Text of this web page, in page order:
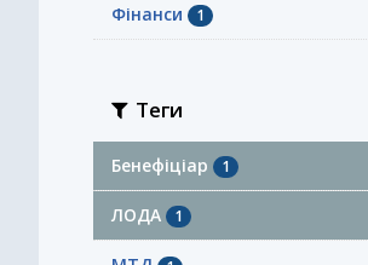
Фінанси 1
Теги
Бенефіціар 1
ЛОДА 1